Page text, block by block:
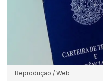
Reprodução / Web